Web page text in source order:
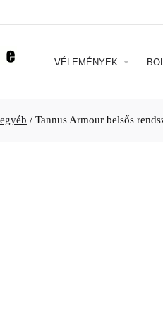
VÉLEMÉNYEK
/ Tannus Armour belsős